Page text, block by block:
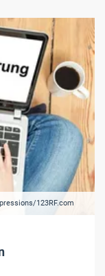
123RF.com